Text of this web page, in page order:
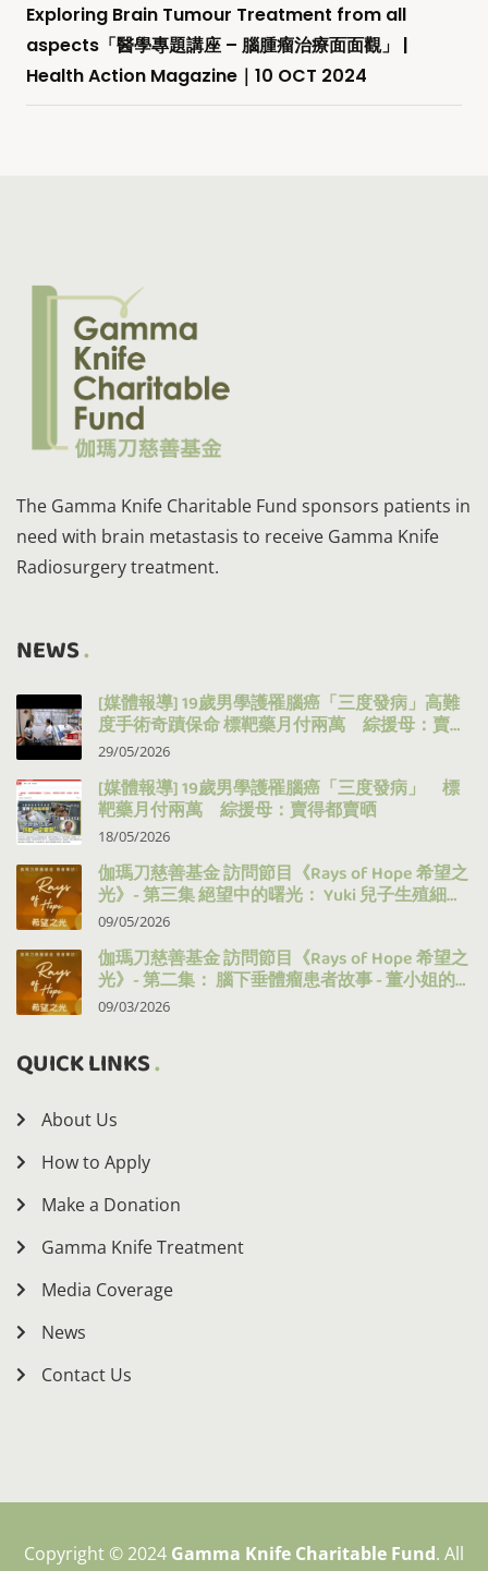
Exploring Brain Tumour Treatment from all
aspects「醫學專題講座 – 腦腫瘤治療面面觀」 |
Health Action Magazine｜10 OCT 2024
The Gamma Knife Charitable Fund sponsors patients in
need with brain metastasis to receive Gamma Knife
Radiosurgery treatment.
NEWS
[媒體報導] 19歲男學護罹腦癌「三度發病」高難
度手術奇蹟保命 標靶藥月付兩萬 綜援母：賣得
都賣晒
29/05/2026
[媒體報導] 19歲男學護罹腦癌「三度發病」 標
靶藥月付兩萬 綜援母：賣得都賣晒
18/05/2026
伽瑪刀慈善基金 訪問節目《Rays of Hope 希望之
光》- 第三集 絕望中的曙光： Yuki 兒子生殖細胞
瘤的治療之路
09/05/2026
伽瑪刀慈善基金 訪問節目《Rays of Hope 希望之
光》- 第二集： 腦下垂體瘤患者故事 - 董小姐的
十年抗病之路
09/03/2026
QUICK LINKS
About Us
How to Apply
Make a Donation
Gamma Knife Treatment
Media Coverage
News
Contact Us
Copyright © 2024 Gamma Knife Charitable Fund. All